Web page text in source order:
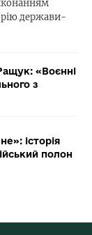
держави-
«Воєнні
з
історія
полон